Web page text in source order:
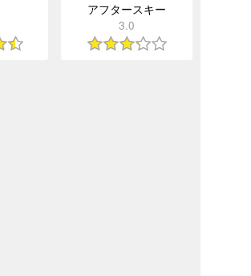
アフタースキー
3.0